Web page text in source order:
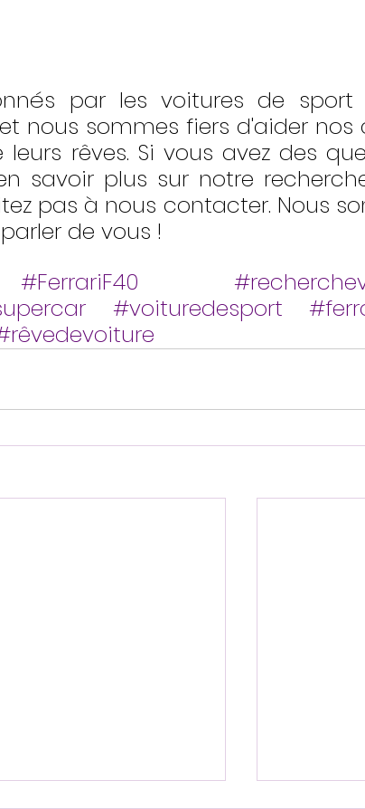
par les voitures de sport
nous sommes fiers d'aider nos
rêves. Si vous avez des
savoir plus sur notre
pas à nous contacter. Nous
de vous !
#FerrariF40
#voituredesport